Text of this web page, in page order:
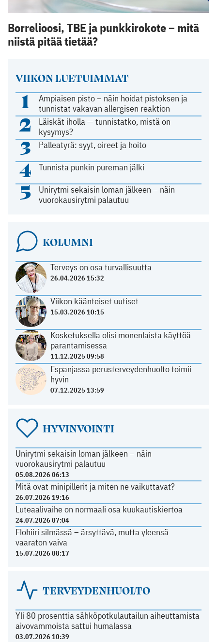
VIIKON LUETUIMMAT
1
Ampiaisen pisto – näin hoidat pistoksen ja
tunnistat vakavan allergisen reaktion
2
Läiskät iholla — tunnistatko, mistä on
kysymys?
3 Palleatyrä: syyt, oireet ja hoito
4 Tunnista punkin pureman jälki
5
Unirytmi sekaisin loman jälkeen – näin
vuorokausirytmi palautuu
KOLUMNI
Terveys on osa turvallisuutta
26.04.2026 15:32
Viikon käänteiset uutiset
15.03.2026 10:15
Kosketuksella olisi monenlaista käyttöä
parantamisessa
11.12.2025 09:58
Espanjassa perusterveydenhuolto toimii
hyvin
07.12.2025 13:59
HYVINVOINTI
Unirytmi sekaisin loman jälkeen – näin
vuorokausirytmi palautuu
05.08.2026 06:13
Mitä ovat minipillerit ja miten ne vaikuttavat?
26.07.2026 19:16
Luteaalivaihe on normaali osa kuukautiskiertoa
24.07.2026 07:04
Elohiiri silmässä – ärsyttävä, mutta yleensä
vaaraton vaiva
15.07.2026 08:17
TERVEYDENHUOLTO
Yli 80 prosenttia sähköpotkulautailun aiheuttamista
aivovammoista sattui humalassa
03.07.2026 10:39
Borrelioosi, TBE ja punkkirokote – mitä
niistä pitää tietää?